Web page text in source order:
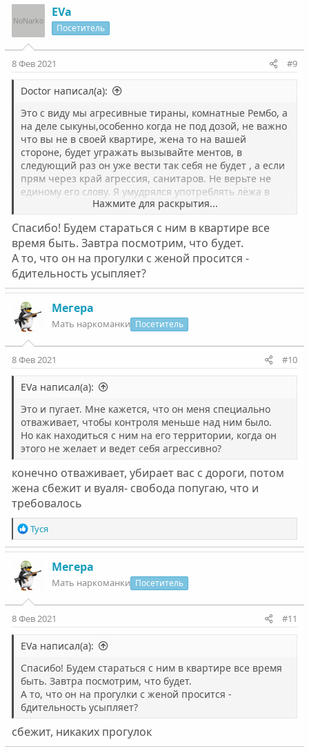
ц
и
и
:
EVa
Посетитель
8 Фев 2021 #9
Doctor написал(а):
Это с виду мы агресивные тираны, комнатные Рембо, а
на деле сыкуны,особенно когда не под дозой, не важно
что вы не в своей квартире, жена то на вашей
стороне, будет угражать вызывайте ментов, в
следующий раз он уже вести так себя не будет , а если
прям через край агрессия, санитаров. Не верьте не
единому его слову. Я умудрялся употреблять лëжа в
психиатрической больнице на мед
Нажмите для раскрытия...
Спасибо! Будем стараться с ним в квартире все
время быть. Завтра посмотрим, что будет.
А то, что он на прогулки с женой просится -
бдительность усыпляет?
Мегера
Мать наркоманки Посетитель
8 Фев 2021 #10
EVa написал(а):
Это и пугает. Мне кажется, что он меня специально
отваживает, чтобы контроля меньше над ним было.
Но как находиться с ним на его территории, когда он
этого не желает и ведет себя агрессивно?
конечно отваживает, убирает вас с дороги, потом
жена сбежит и вуаля- свобода попугаю, что и
требовалось
Р
е
а
к
ц
и
и
:
Туся
Мегера
Мать наркоманки Посетитель
8 Фев 2021 #11
EVa написал(а):
Спасибо! Будем стараться с ним в квартире все время
быть. Завтра посмотрим, что будет.
А то, что он на прогулки с женой просится -
бдительность усыпляет?
сбежит, никаких прогулок